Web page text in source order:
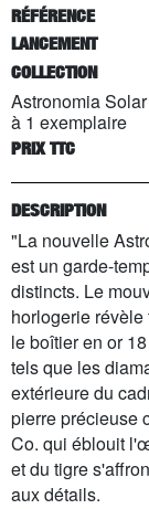
RÉFÉRENCE
LANCEMENT
COLLECTION
Astronomia
à 1 exemplaire
PRIX TTC
DESCRIPTION
"La nouvelle
est un garde-
distincts. Le
horlogerie
le boîtier en or
tels que les
extérieure du
pierre précieuse
Co. qui éblouit
et du tigre
aux détails.